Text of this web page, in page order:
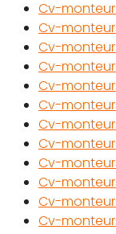
Cv-
Cv-
Cv-
Cv-
Cv-
Cv-
Cv-
Cv-
Cv-
Cv-
Cv-
Cv-